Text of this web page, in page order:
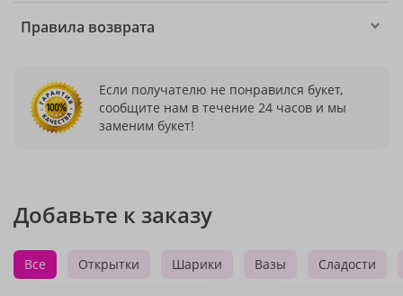
Правила возврата
Если получателю не понравился букет,
сообщите нам в течение 24 часов и мы
заменим букет!
Добавьте к заказу
Все Открытки Шарики Вазы Сладости